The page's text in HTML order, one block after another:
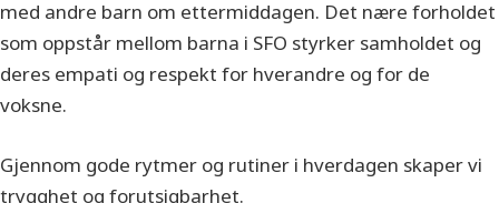
med andre barn om ettermiddagen. Det nære forholdet
som oppstår mellom barna i SFO styrker samholdet og
deres empati og respekt for hverandre og for de
voksne.
Gjennom gode rytmer og rutiner i hverdagen skaper vi
trygghet og forutsigbarhet.